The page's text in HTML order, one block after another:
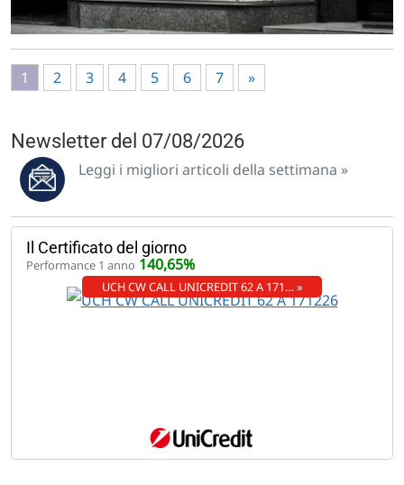
1 2 3 4 5 6 7 »
Newsletter del 07/08/2026
Leggi i migliori articoli della settimana »
Il Certificato del giorno
Performance 1 anno 140,65%
UCH CW CALL UNICREDIT 62 A 171… »